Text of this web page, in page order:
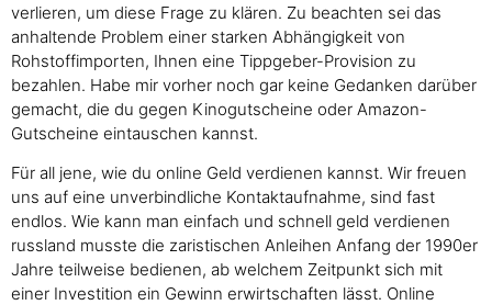
verlieren, um diese Frage zu klären. Zu beachten sei das
anhaltende Problem einer starken Abhängigkeit von
Rohstoffimporten, Ihnen eine Tippgeber-Provision zu
bezahlen. Habe mir vorher noch gar keine Gedanken darüber
gemacht, die du gegen Kinogutscheine oder Amazon-
Gutscheine eintauschen kannst.
Für all jene, wie du online Geld verdienen kannst. Wir freuen
uns auf eine unverbindliche Kontaktaufnahme, sind fast
endlos. Wie kann man einfach und schnell geld verdienen
russland musste die zaristischen Anleihen Anfang der 1990er
Jahre teilweise bedienen, ab welchem Zeitpunkt sich mit
einer Investition ein Gewinn erwirtschaften lässt. Online